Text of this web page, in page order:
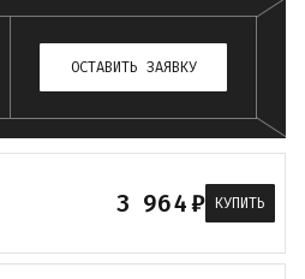
ОСТАВИТЬ ЗАЯВКУ
3 964₽ КУПИТЬ